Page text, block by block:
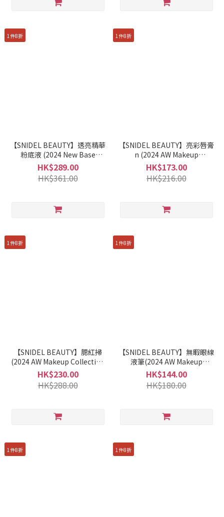
1件8折
【SNIDEL BEAUTY】透亮精華
粉底液 (2024 New Base
Makeup)
HK$289.00
HK$361.00
1件8折
【SNIDEL BEAUTY】亮彩唇膏
n (2024 AW Makeup
Collection 2nd)
HK$173.00
HK$216.00
1件8折
【SNIDEL BEAUTY】腮紅掃
(2024 AW Makeup Collection
1st)
HK$230.00
HK$288.00
1件8折
【SNIDEL BEAUTY】無暇眼線
液筆(2024 AW Makeup
Collection 1st)
HK$144.00
HK$180.00
1件8折 1件8折